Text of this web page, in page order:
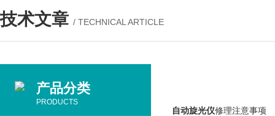
技术文章 / TECHNICAL ARTICLE
产品分类
PRODUCTS
自动旋光仪修理注意事项